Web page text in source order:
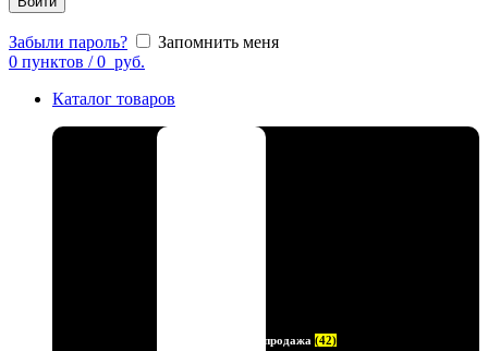
Забыли пароль?
Запомнить меня
0 пунктов / 0 руб.
Каталог товаров
Распродажа (42)